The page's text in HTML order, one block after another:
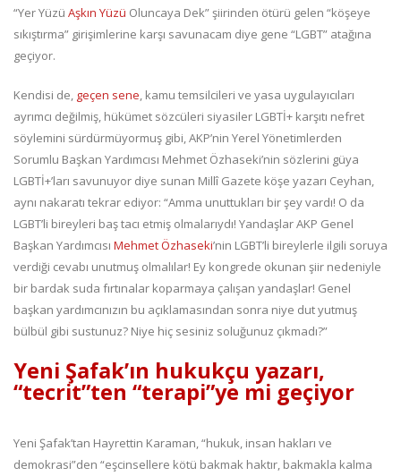
“Yer Yüzü Aşkın Yüzü Oluncaya Dek” şiirinden ötürü gelen “köşeye
sıkıştırma” girişimlerine karşı savunacam diye gene “LGBT” atağına
geçiyor.
Kendisi de, geçen sene, kamu temsilcileri ve yasa uygulayıcıları
ayrımcı değilmiş, hükümet sözcüleri siyasiler LGBTİ+ karşıtı nefret
söylemini sürdürmüyormuş gibi, AKP’nin Yerel Yönetimlerden
Sorumlu Başkan Yardımcısı Mehmet Özhaseki’nin sözlerini güya
LGBTİ+’ları savunuyor diye sunan Millî Gazete köşe yazarı Ceyhan,
aynı nakaratı tekrar ediyor: “Amma unuttukları bir şey vardı! O da
LGBT’li bireyleri baş tacı etmiş olmalarıydı! Yandaşlar AKP Genel
Başkan Yardımcısı Mehmet Özhaseki’nin LGBT’li bireylerle ilgili soruya
verdiği cevabı unutmuş olmalılar! Ey kongrede okunan şiir nedeniyle
bir bardak suda fırtınalar koparmaya çalışan yandaşlar! Genel
başkan yardımcınızın bu açıklamasından sonra niye dut yutmuş
bülbül gibi sustunuz? Niye hiç sesiniz soluğunuz çıkmadı?”
Yeni Şafak’ın hukukçu yazarı,
“tecrit”ten “terapi”ye mi geçiyor
Yeni Şafak’tan Hayrettin Karaman, “hukuk, insan hakları ve
demokrasi”den “eşcinsellere kötü bakmak haktır, bakmakla kalma